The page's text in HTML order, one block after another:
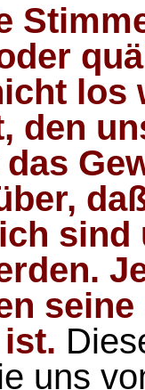
los
den
sind
uns